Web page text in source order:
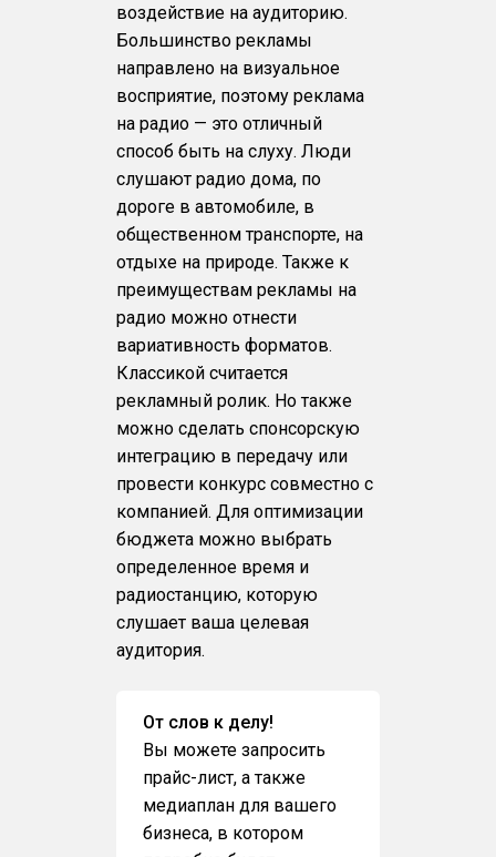
воздействие на аудиторию.
Большинство рекламы
направлено на визуальное
восприятие, поэтому реклама
на радио — это отличный
способ быть на слуху. Люди
слушают радио дома, по
дороге в автомобиле, в
общественном транспорте, на
отдыхе на природе. Также к
преимуществам рекламы на
радио можно отнести
вариативность форматов.
Классикой считается
рекламный ролик. Но также
можно сделать спонсорскую
интеграцию в передачу или
провести конкурс совместно с
компанией. Для оптимизации
бюджета можно выбрать
определенное время и
радиостанцию, которую
слушает ваша целевая
аудитория.
От слов к делу!
Вы можете запросить
прайс-лист, а также
медиаплан для вашего
бизнеса, в котором